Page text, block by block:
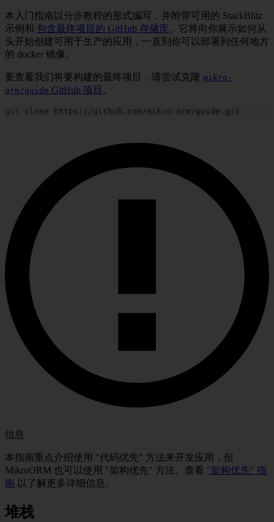
本入门指南以分步教程的形式编写，并附带可用的 StackBlitz
示例和 包含最终项目的 GitHub 存储库。它将向你展示如何从
头开始创建可用于生产的应用，一直到你可以部署到任何地方
的 docker 镜像。
要查看我们将要构建的最终项目，请尝试克隆 mikro-
orm/guide GitHub 项目 。
git clone https://github.com/mikro-orm/guide.git
信息
本指南重点介绍使用 "代码优先" 方法来开发应用，但
MikroORM 也可以使用 "架构优先" 方法。查看 "架构优先" 指
南 以了解更多详细信息。
堆栈